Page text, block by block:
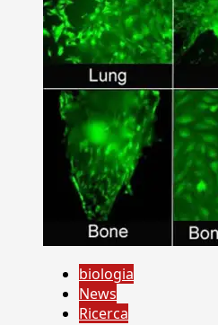
biologia
News
Ricerca